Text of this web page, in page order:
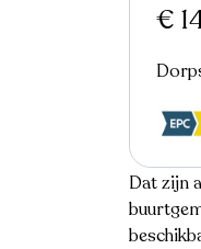
€
Dat zijn